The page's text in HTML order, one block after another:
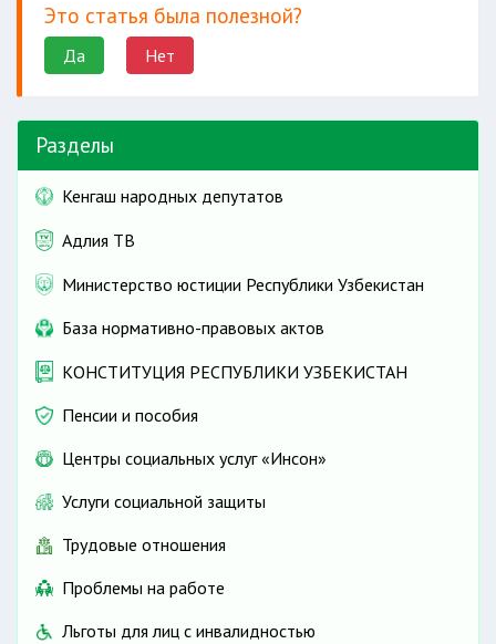
Это статья была полезной?
Да Нет
Разделы
Кенгаш народных депутатов
Адлия ТВ
Министерство юстиции Республики Узбекистан
База нормативно-правовых актов
КОНСТИТУЦИЯ РЕСПУБЛИКИ УЗБЕКИСТАН
Пенсии и пособия
Центры социальных услуг «Инсон»
Услуги социальной защиты
Трудовые отношения
Проблемы на работе
Льготы для лиц с инвалидностью